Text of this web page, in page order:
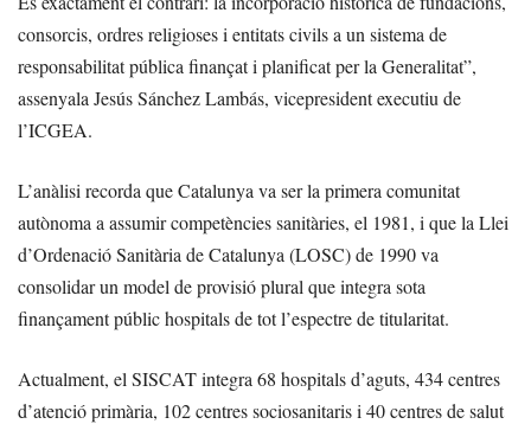
consorcis, ordres religioses i entitats civils a un sistema de
responsabilitat pública finançat i planificat per la Generalitat”,
assenyala Jesús Sánchez Lambás, vicepresident executiu de
l’ICGEA.
L’anàlisi recorda que Catalunya va ser la primera comunitat
autònoma a assumir competències sanitàries, el 1981, i que la Llei
d’Ordenació Sanitària de Catalunya (LOSC) de 1990 va
consolidar un model de provisió plural que integra sota
finançament públic hospitals de tot l’espectre de titularitat.
Actualment, el SISCAT integra 68 hospitals d’aguts, 434 centres
d’atenció primària, 102 centres sociosanitaris i 40 centres de salut